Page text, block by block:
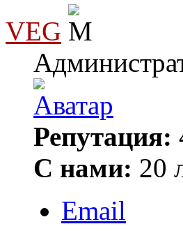
VEG
Репутация:
С нами: 20
Email